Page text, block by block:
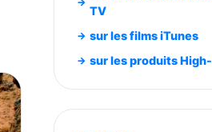
Smartphone
S26+ Violet
749,99€
TV
sur les films iTunes
sur les produits